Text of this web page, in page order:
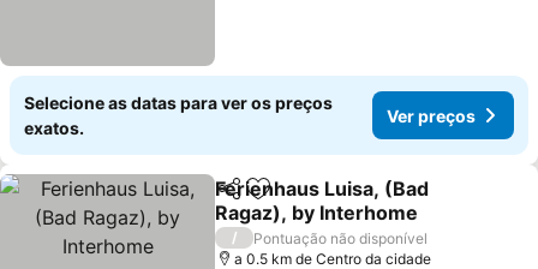
Selecione as datas para ver os preços
exatos.
Ver preços
PartilharAdicionar aos favoritos
Ferienhaus Luisa, (Bad
Ragaz), by Interhome
Ver preços
/
Pontuação não disponível
a 0.5 km de Centro da cidade